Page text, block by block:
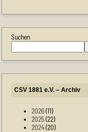
Suchen
CSV 1881 e.V. – Archiv
2026(11)
2025(22)
2024(20)